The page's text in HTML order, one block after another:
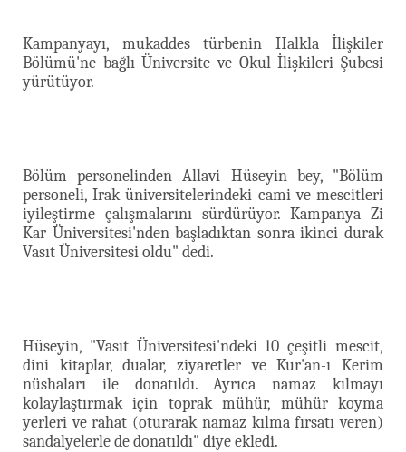
Kampanyayı, mukaddes türbenin Halkla İlişkiler
Bölümü'ne bağlı Üniversite ve Okul İlişkileri Şubesi
yürütüyor.
Bölüm personelinden Allavi Hüseyin bey, "Bölüm
personeli, Irak üniversitelerindeki cami ve mescitleri
iyileştirme çalışmalarını sürdürüyor. Kampanya Zi
Kar Üniversitesi'nden başladıktan sonra ikinci durak
Vasıt Üniversitesi oldu" dedi.
Hüseyin, "Vasıt Üniversitesi'ndeki 10 çeşitli mescit,
dini kitaplar, dualar, ziyaretler ve Kur'an-ı Kerim
nüshaları ile donatıldı. Ayrıca namaz kılmayı
kolaylaştırmak için toprak mühür, mühür koyma
yerleri ve rahat (oturarak namaz kılma fırsatı veren)
sandalyelerle de donatıldı" diye ekledi.